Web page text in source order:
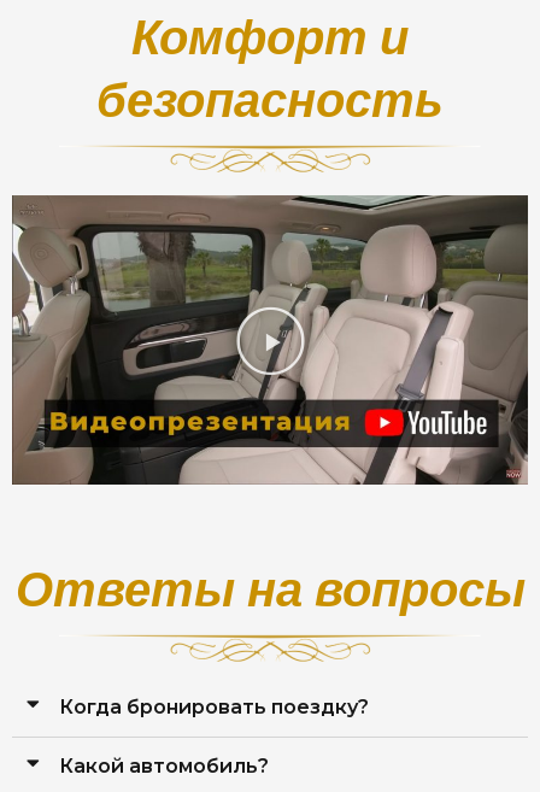
Комфорт и
безопасность
Ответы на вопросы
Когда бронировать поездку?
Какой автомобиль?